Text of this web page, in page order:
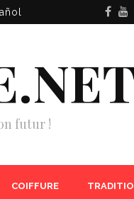
futur !
COIFFURE